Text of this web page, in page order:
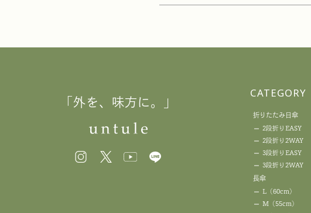
「外を、味方に。」
CATEGORY
折りたたみ日傘
2段折りEASY
2段折り2WAY
3段折りEASY
3段折り2WAY
長傘
L（60cm）
M（55cm）